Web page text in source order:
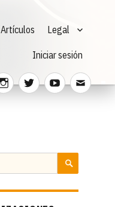
Instagram
TwitterYoutubeCorreo
Artículos Legal
Iniciar sesión